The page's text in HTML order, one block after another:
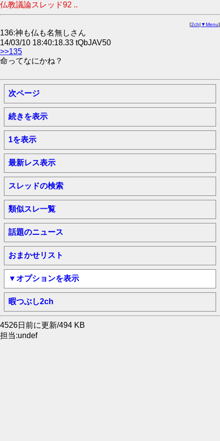
仏教議論スレッド92 ..
[2ch| ▼Menu]
136:神も仏も名無しさん
14/03/10 18:40:18.33 tQbJAV50
>>135
命ってなにかね？
次ページ
続きを表示
1を表示
最新レス表示
スレッドの検索
類似スレ一覧
話題のニュース
おまかせリスト
▼オプションを表示
暇つぶし2ch
4526日前に更新/494 KB
担当:undef